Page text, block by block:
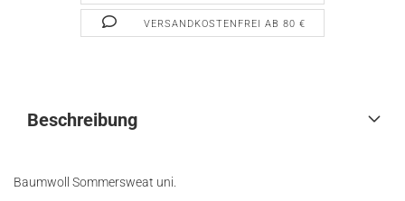
VERSANDKOSTENFREI AB 80 €
Beschreibung
Baumwoll Sommersweat uni.